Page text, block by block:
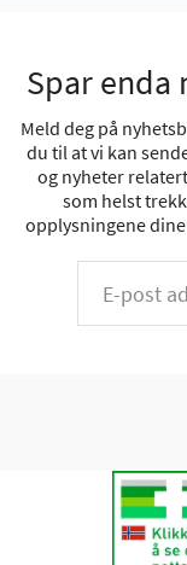
Spar enda
Meld deg på
du til at vi kan
og nyheter
som helst
opplysningene